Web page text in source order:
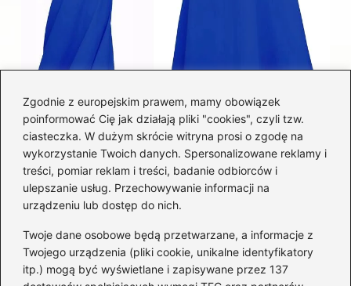
Zgodnie z europejskim prawem, mamy obowiązek
poinformować Cię jak działają pliki "cookies", czyli tzw.
ciasteczka. W dużym skrócie witryna prosi o zgodę na
wykorzystanie Twoich danych. Spersonalizowane reklamy i
treści, pomiar reklam i treści, badanie odbiorców i
ulepszanie usług. Przechowywanie informacji na
urządzeniu lub dostęp do nich.
Twoje dane osobowe będą przetwarzane, a informacje z
Twojego urządzenia (pliki cookie, unikalne identyfikatory
itp.) mogą być wyświetlane i zapisywane przez 137
Łatwy sposób jak skrócić spódnicę z
półkoła w domu
Kategorie
Akcesoria(29)
Buty(221)